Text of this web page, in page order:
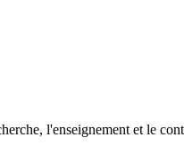
l'enseignement et le